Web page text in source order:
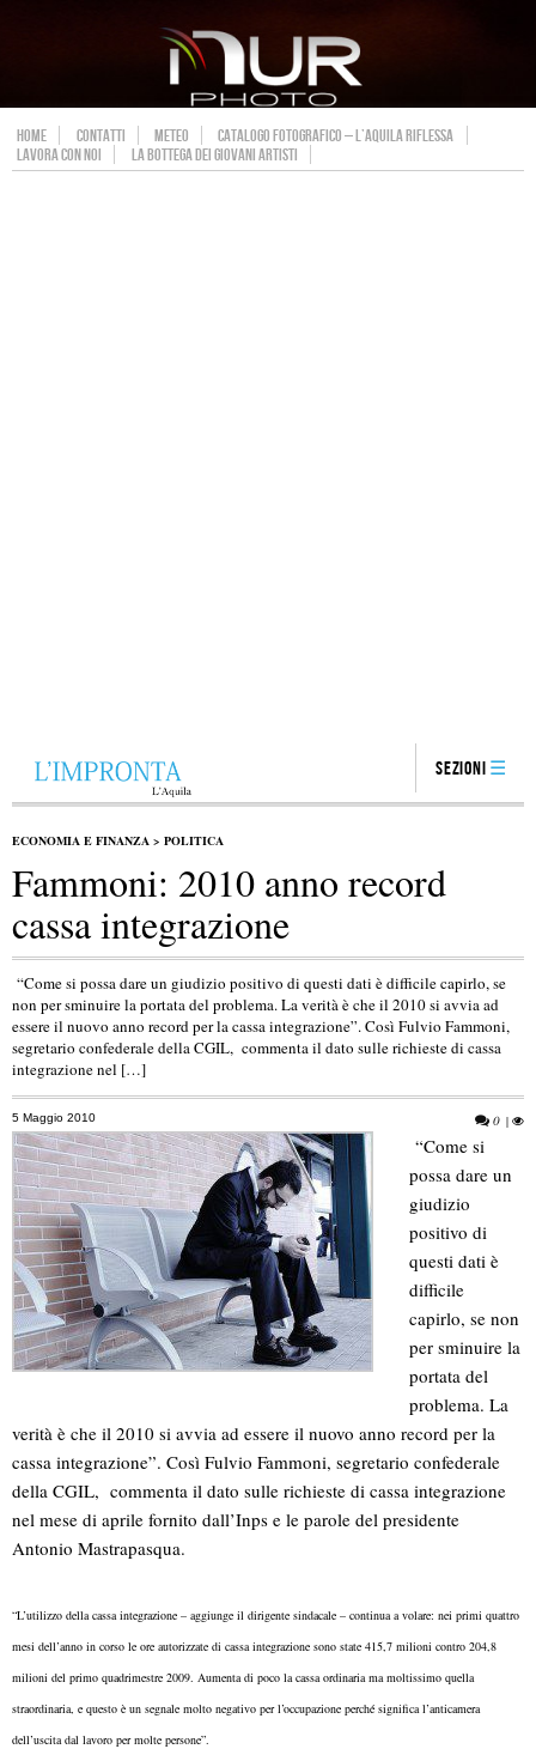
HOME CONTATTI METEO
CATALOGO FOTOGRAFICO – L’AQUILA RIFLESSA
LAVORA CON NOI
LA BOTTEGA DEI GIOVANI ARTISTI
Sezioni
ECONOMIA E FINANZA > POLITICA
Fammoni: 2010 anno record
cassa integrazione
“Come si possa dare un giudizio positivo di questi dati è difficile capirlo, se
non per sminuire la portata del problema. La verità è che il 2010 si avvia ad
essere il nuovo anno record per la cassa integrazione”. Così Fulvio Fammoni,
segretario confederale della CGIL, commenta il dato sulle richieste di cassa
integrazione nel […]
5 Maggio 2010 0 |
“Come si
possa dare un
giudizio
positivo di
questi dati è
difficile
capirlo, se non
per sminuire la
portata del
problema. La
verità è che il 2010 si avvia ad essere il nuovo anno record per la
cassa integrazione”. Così Fulvio Fammoni, segretario confederale
della CGIL, commenta il dato sulle richieste di cassa integrazione
nel mese di aprile fornito dall’Inps e le parole del presidente
Antonio Mastrapasqua.
“L’utilizzo della cassa integrazione – aggiunge il dirigente sindacale – continua a volare: nei primi quattro
mesi dell’anno in corso le ore autorizzate di cassa integrazione sono state 415,7 milioni contro 204,8
milioni del primo quadrimestre 2009. Aumenta di poco la cassa ordinaria ma moltissimo quella
straordinaria, e questo è un segnale molto negativo per l’occupazione perché significa l’anticamera
dell’uscita dal lavoro per molte persone”.